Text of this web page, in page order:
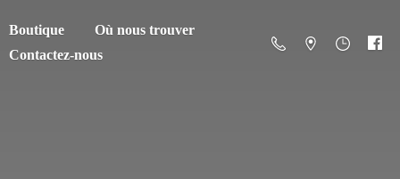
Boutique
Où nous trouver
Contactez-nous